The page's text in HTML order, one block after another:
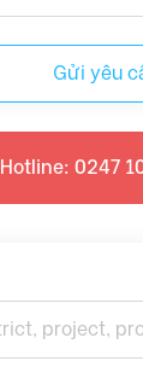
Gửi yêu
Hotline: 0247